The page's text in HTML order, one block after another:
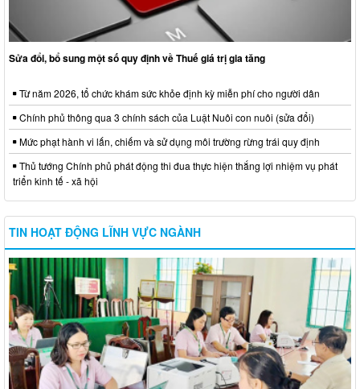
Sửa đổi, bổ sung một số quy định về Thuế giá trị gia tăng
Từ năm 2026, tổ chức khám sức khỏe định kỳ miễn phí cho người dân
Chính phủ thông qua 3 chính sách của Luật Nuôi con nuôi (sửa đổi)
Mức phạt hành vi lấn, chiếm và sử dụng môi trường rừng trái quy định
Thủ tướng Chính phủ phát động thi đua thực hiện thắng lợi nhiệm vụ phát
triển kinh tế - xã hội
TIN HOẠT ĐỘNG LĨNH VỰC NGÀNH